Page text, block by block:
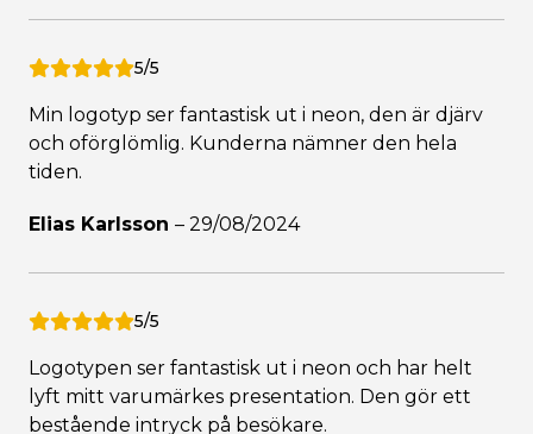
5/5
Min logotyp ser fantastisk ut i neon, den är djärv
och oförglömlig. Kunderna nämner den hela
tiden.
Elias Karlsson – 29/08/2024
5/5
Logotypen ser fantastisk ut i neon och har helt
lyft mitt varumärkes presentation. Den gör ett
bestående intryck på besökare.